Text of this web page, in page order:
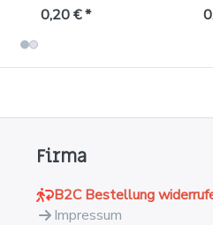
Versiegelungsband.
0,20 € *
Firma
B2C Bestellung
Impressum